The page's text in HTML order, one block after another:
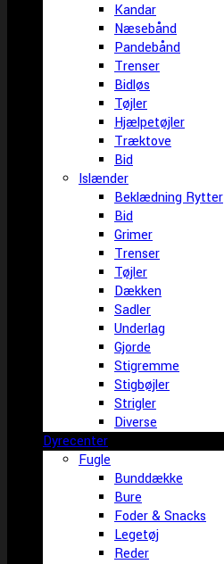
Kandar
Næsebånd
Pandebånd
Trenser
Bidløs
Tøjler
Hjælpetøjler
Træktove
Bid
Islænder
Beklædning Rytter
Bid
Grimer
Trenser
Tøjler
Dækken
Sadler
Underlag
Gjorde
Stigremme
Stigbøjler
Strigler
Diverse
Dyrecenter
Fugle
Bunddække
Bure
Foder & Snacks
Legetøj
Reder